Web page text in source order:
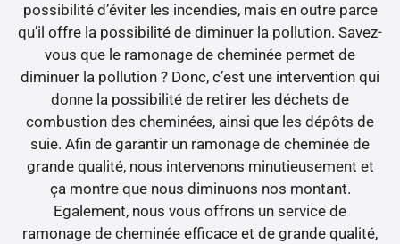
possibilité d’éviter les incendies, mais en outre parce
qu’il offre la possibilité de diminuer la pollution. Savez-
vous que le ramonage de cheminée permet de
diminuer la pollution ? Donc, c’est une intervention qui
donne la possibilité de retirer les déchets de
combustion des cheminées, ainsi que les dépôts de
suie. Afin de garantir un ramonage de cheminée de
grande qualité, nous intervenons minutieusement et
ça montre que nous diminuons nos montant.
Egalement, nous vous offrons un service de
ramonage de cheminée efficace et de grande qualité,